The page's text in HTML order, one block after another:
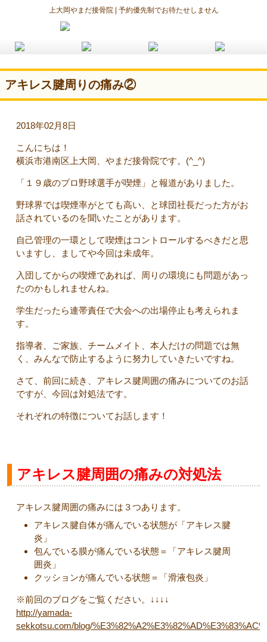
上大岡やまだ接骨院 | 予約優先制でお待たせしません
アキレス腱周りの痛み②
2018年02月8日
こんにちは！
横浜市港南区上大岡、やまだ接骨院です。(^_^)
「１９歳のプロ野球選手が喫煙」と報道がありました。
野球界では喫煙率がとても高い、と球団社長だった方がお
話されているのを聞いたことがあります。
自己管理の一環として喫煙はコントロールするべきだと思
いますし、ましてや今回は未成年。
入団してからの喫煙であれば、周りの環境にも問題があっ
たのかもしれませんね。
学生だったら連帯責任で大会への出場停止も考えられま
す。
指導者、ご家族、チームメイト、本人だけの問題では無
く、みんなで防止するように努力していきたいですね。
さて、前回に続き、アキレス腱周囲の痛みについてのお話
ですが、今回は対処法です。
それぞれの特徴についてお話します！
アキレス腱周囲の痛みの対処法
アキレス腱周囲の痛みには３つあります。
アキレス腱自体が痛んでいる状態が「アキレス腱
炎」
包んでいる膜が痛んでいる状態＝「アキレス腱周
囲炎」
クッションが痛んでいる状態＝「滑液包炎」
※前回のブログをご覧ください。↓↓↓↓
http://yamada-
sekkotsu.com/blog/